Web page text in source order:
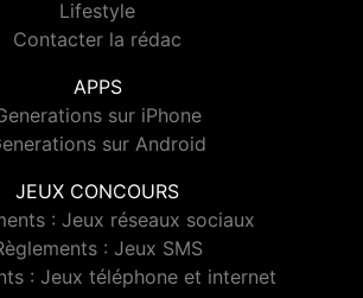
Lifestyle
Contacter la rédac
APPS
sur iPhone
sur Android
JEUX CONCOURS
: Jeux réseaux sociaux
: Jeux SMS
: Jeux téléphone et internet